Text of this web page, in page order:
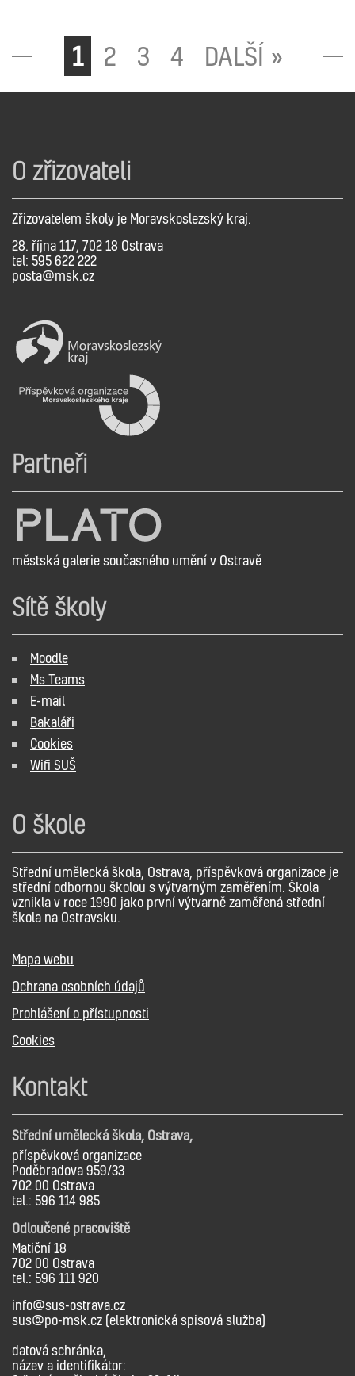
1 2 3 4 DALŠÍ »
O zřizovateli
Zřizovatelem školy je Moravskoslezský kraj.
28. října 117, 702 18 Ostrava
tel: 595 622 222
posta@msk.cz
Partneři
městská galerie současného umění v Ostravě
Sítě školy
Moodle
Ms Teams
E-mail
Bakaláři
Cookies
Wifi SUŠ
O škole
Střední umělecká škola, Ostrava, příspěvková organizace je
střední odbornou školou s výtvarným zaměřením. Škola
vznikla v roce 1990 jako první výtvarně zaměřená střední
škola na Ostravsku.
Mapa webu
Ochrana osobních údajů
Prohlášení o přístupnosti
Cookies
Kontakt
Střední umělecká škola, Ostrava,
příspěvková organizace
Poděbradova 959/33
702 00 Ostrava
tel.: 596 114 985
Odloučené pracoviště
Matiční 18
702 00 Ostrava
tel.: 596 111 920
info@sus-ostrava.cz
sus@po-msk.cz (elektronická spisová služba)
datová schránka,
název a identifikátor: